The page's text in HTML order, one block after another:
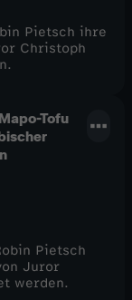
Pietsch ihre
Christoph
Tofu
Pietsch
Juror
werden.